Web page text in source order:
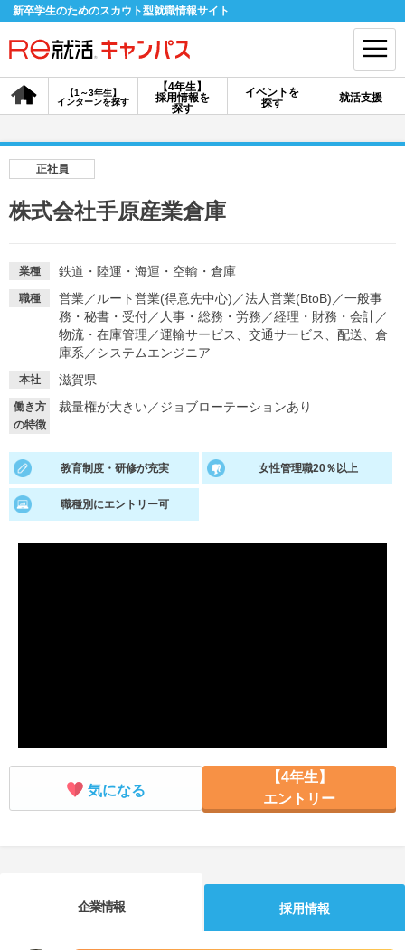
新卒学生のためのスカウト型就職情報サイト
【4年生】
採用情報を
探す
【1～3年生】
インターンを探す
イベントを
探す
就活支援
会員登録 ログイン
採用情報を探す
説明会を探す
イベントを探す スカウト お知らせ
就活ノウハウ・サポート
就活ノウハウが満載！ お役立ち記事・相談室など
適職診断
正社員
株式会社手原産業倉庫
業種 鉄道・陸運・海運・空輸・倉庫
職種 営業／ ルート営業(得意先中心) ／法人営業(BtoB) ／一般事
務・秘書・受付／ 人事・総務・労務 ／経理・財務・会計／
物流・在庫管理 ／運輸サービス、交通サービス、配送、倉
庫系 ／システムエンジニア
本社 滋賀県
働き方
の特徴
裁量権が大きい／ジョブローテーションあり
教育制度・研修が充実 女性管理職20％以上
職種別にエントリー可
気になる
【4年生】
エントリー
企業情報 採用情報